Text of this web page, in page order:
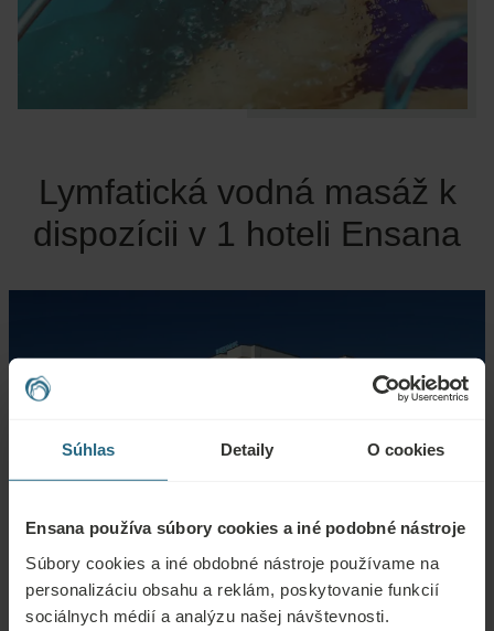
Súhlas Detaily O cookies
Ensana používa súbory cookies a iné podobné nástroje
Súbory cookies a iné obdobné nástroje používame na
personalizáciu obsahu a reklám, poskytovanie funkcií
sociálnych médií a analýzu našej návštevnosti.
Lymfatická vodná masáž k
dispozícii v 1 hoteli Ensana
Smrdáky
Smrdáky, Slovensko